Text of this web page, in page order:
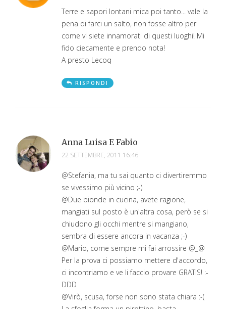
Terre e sapori lontani mica poi tanto... vale la
pena di farci un salto, non fosse altro per
come vi siete innamorati di questi luoghi! Mi
fido ciecamente e prendo nota!
A presto Lecoq
RISPONDI
Anna Luisa E Fabio
22 SETTEMBRE, 2011 16:46
@Stefania, ma tu sai quanto ci divertiremmo
se vivessimo più vicino ;-)
@Due bionde in cucina, avete ragione,
mangiati sul posto è un'altra cosa, però se si
chiudono gli occhi mentre si mangiano,
sembra di essere ancora in vacanza ;-)
@Mario, come sempre mi fai arrossire @_@
Per la prova ci possiamo mettere d'accordo,
ci incontriamo e ve li faccio provare GRATIS! :-
DDD
@Virò, scusa, forse non sono stata chiara :-(